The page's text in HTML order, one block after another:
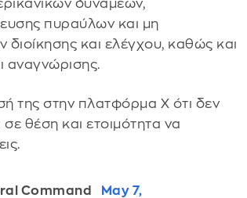
δυνάμεων,
πυραύλων και μη
και ελέγχου, καθώς και
αναγνώρισης.
της στην πλατφόρμα Χ ότι δεν
θέση και ετοιμότητα να
Command
May 7,